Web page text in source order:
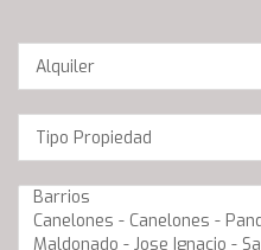
Operación
Location
Barrios